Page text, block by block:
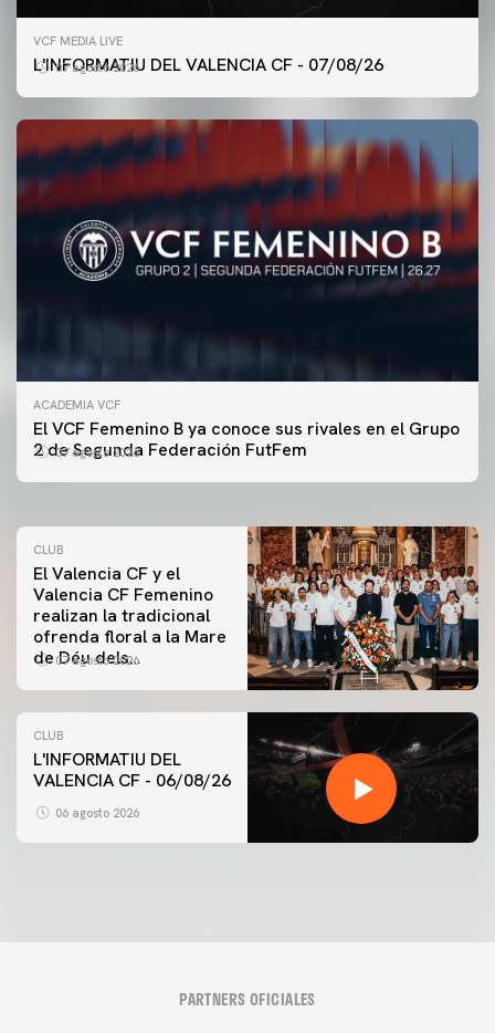
VCF MEDIA LIVE
L'INFORMATIU DEL VALENCIA CF - 07/08/26
07 agosto 2026
ACADEMIA VCF
El VCF Femenino B ya conoce sus rivales en el Grupo
2 de Segunda Federación FutFem
07 agosto 2026
PRIMER EQUIPO
ENTRENAMIENTO DEL VALENCIA CF 7/8/2026
CLUB
El Valencia CF y el
Valencia CF Femenino
realizan la tradicional
ofrenda floral a la Mare
de Déu dels
07 agosto 2026
CLUB
L'INFORMATIU DEL
VALENCIA CF - 06/08/26
06 agosto 2026
PARTNERS OFICIALES